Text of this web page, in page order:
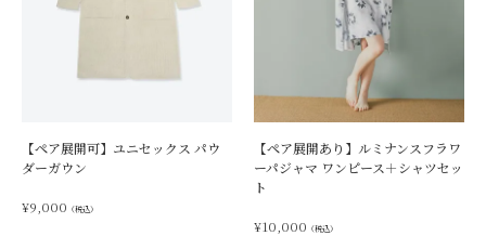
【ペア展開可】ユニセックス パウ
ダーガウン
¥9,000 （税込）
【ペア展開あり】ルミナンスフラワ
ーパジャマ ワンピース＋シャツセッ
ト
¥10,000 （税込）